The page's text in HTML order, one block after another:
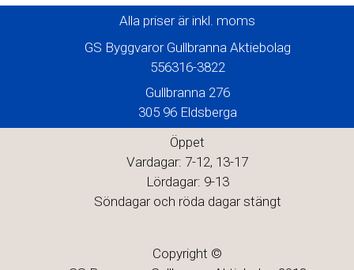
Alla priser är inkl. moms
GS Byggvaror Gullbranna Aktiebolag
556316-3822
Gullbranna 276
305 96 Eldsberga
Öppet
Vardagar: 7-12, 13-17
Lördagar: 9-13
Söndagar och röda dagar stängt
Copyright ©